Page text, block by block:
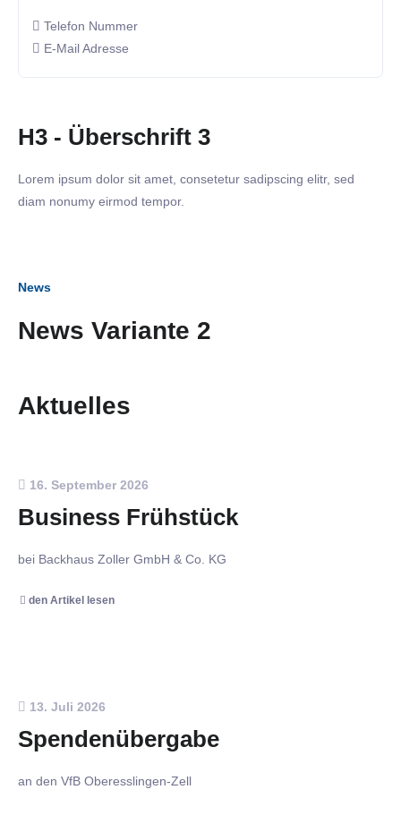
Telefon Nummer
E-Mail Adresse
H3 - Überschrift 3
Lorem ipsum dolor sit amet, consetetur sadipscing elitr, sed
diam nonumy eirmod tempor.
News
News Variante 2
Aktuelles
16. September 2026
Business Frühstück
bei Backhaus Zoller GmbH & Co. KG
den Artikel lesen
13. Juli 2026
Spendenübergabe
an den VfB Oberesslingen-Zell